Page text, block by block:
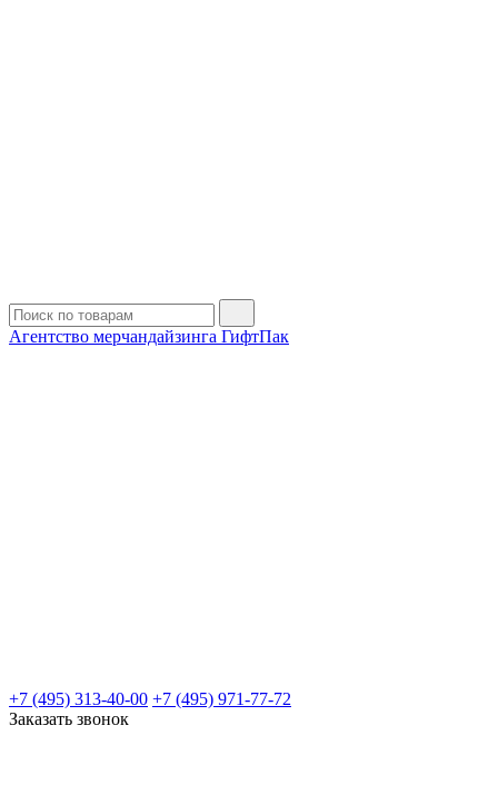
Агентство мерчандайзинга ГифтПак
+7 (495) 313-40-00 +7 (495) 971-77-72
Заказать звонок